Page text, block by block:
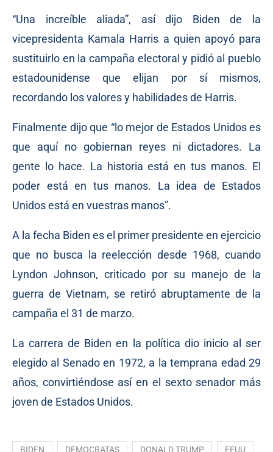
“Una increíble aliada”, así dijo Biden de la
vicepresidenta Kamala Harris a quien apoyó para
sustituirlo en la campaña electoral y pidió al pueblo
estadounidense que elijan por sí mismos,
recordando los valores y habilidades de Harris.
Finalmente dijo que “lo mejor de Estados Unidos es
que aquí no gobiernan reyes ni dictadores. La
gente lo hace. La historia está en tus manos. El
poder está en tus manos. La idea de Estados
Unidos está en vuestras manos”.
A la fecha Biden es el primer presidente en ejercicio
que no busca la reelección desde 1968, cuando
Lyndon Johnson, criticado por su manejo de la
guerra de Vietnam, se retiró abruptamente de la
campaña el 31 de marzo.
La carrera de Biden en la política dio inicio al ser
elegido al Senado en 1972, a la temprana edad 29
años, convirtiéndose así en el sexto senador más
joven de Estados Unidos.
BIDEN DEMOCRATAS DONALD TRUMP EEUU